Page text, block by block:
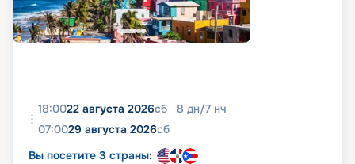
18:0022 августа 2026сб 8 дн/7 нч
07:0029 августа 2026сб
Вы посетите 3 страны: